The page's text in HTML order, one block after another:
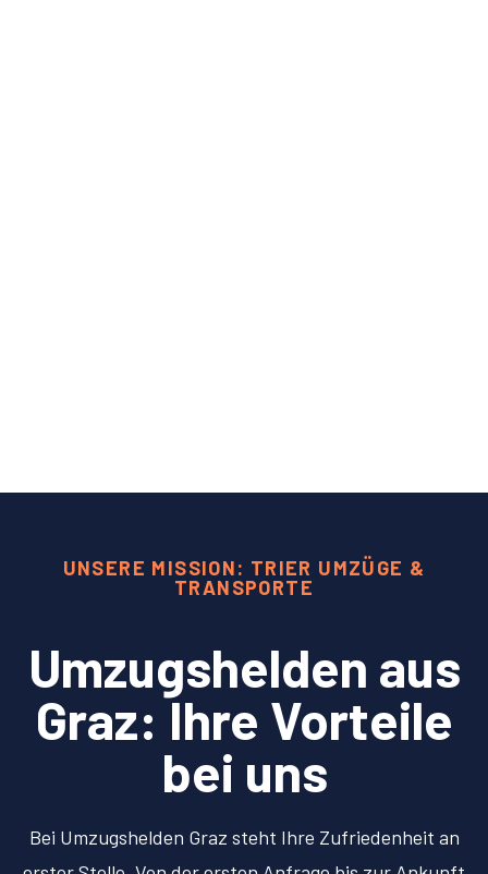
UNSERE MISSION: TRIER UMZÜGE &
TRANSPORTE
Umzugshelden aus
Graz: Ihre Vorteile
bei uns
Bei Umzugshelden Graz steht Ihre Zufriedenheit an